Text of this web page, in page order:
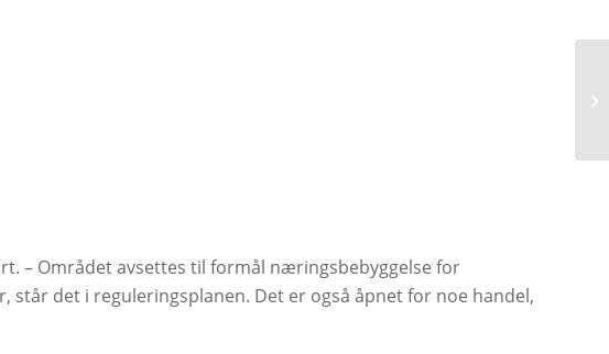
– Området avsettes til formål næringsbebyggelse for
det i reguleringsplanen. Det er også åpnet for noe handel,